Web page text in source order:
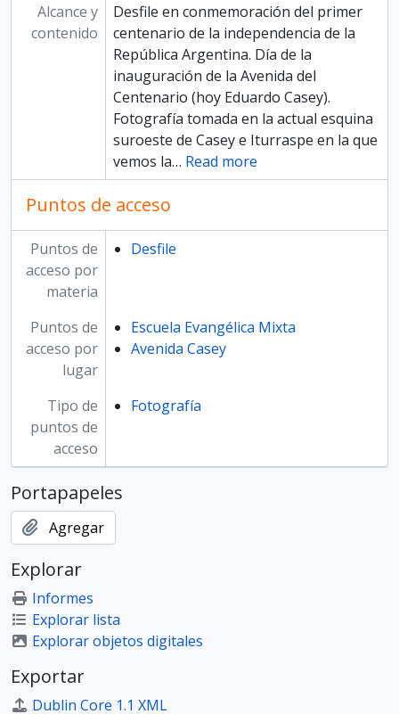
Alcance y
contenido
Desfile en conmemoración del primer
centenario de la independencia de la
República Argentina. Día de la
inauguración de la Avenida del
Centenario (hoy Eduardo Casey).
Fotografía tomada en la actual esquina
suroeste de Casey e Iturraspe en la que
vemos la… Read more
Puntos de acceso
Puntos de
acceso por
materia
Desfile
Puntos de
acceso por
lugar
Escuela Evangélica Mixta
Avenida Casey
Tipo de
puntos de
acceso
Fotografía
Portapapeles
Agregar
Explorar
Informes
Explorar lista
Explorar objetos digitales
Exportar
Dublin Core 1.1 XML